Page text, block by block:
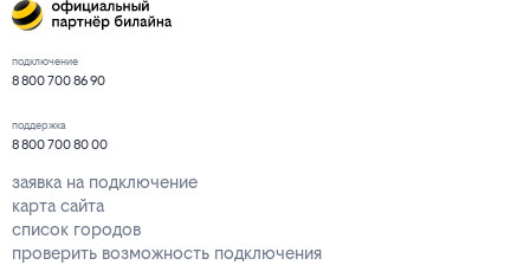
подключение
8 800 700 86 90
поддержка
8 800 700 80 00
заявка на подключение
карта сайта
список городов
проверить возможность подключения